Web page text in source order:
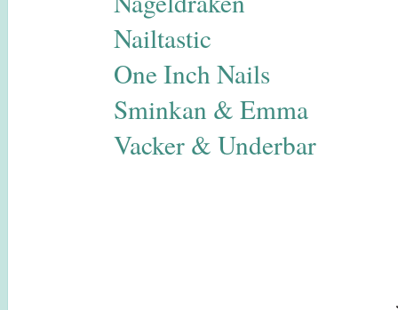
Nailtastic
One Inch Nails
Sminkan & Emma
Vacker & Underbar